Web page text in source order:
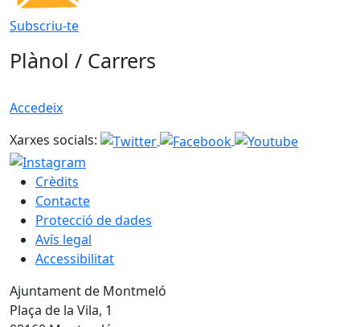
Subscriu-te
Plànol / Carrers
Accedeix
Xarxes socials:
Crèdits
Contacte
Protecció de dades
Avís legal
Accessibilitat
Ajuntament de Montmeló
Plaça de la Vila, 1